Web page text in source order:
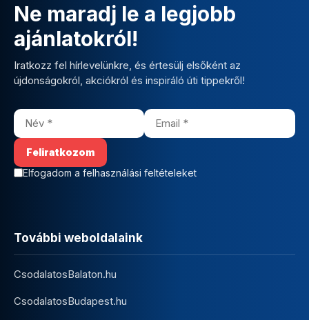
Ne maradj le a legjobb
ajánlatokról!
Iratkozz fel hírlevelünkre, és értesülj elsőként az
újdonságokról, akciókról és inspiráló úti tippekről!
Elfogadom a felhasználási feltételeket
További weboldalaink
CsodalatosBalaton.hu
CsodalatosBudapest.hu